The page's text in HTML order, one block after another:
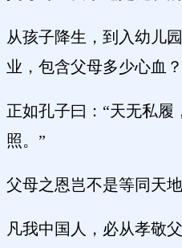
从孩子降生，到入幼儿
业，包含父母多少心血？
正如孔子曰：“天无私履
照。”
父母之恩岂不是等同天
凡我中国人，必从孝敬